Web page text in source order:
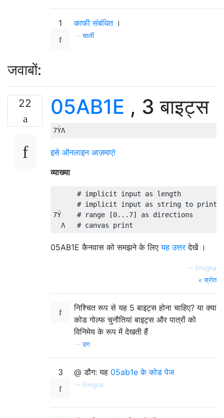
1 काफी संबंधित।
—चार्ली
जवाबों:
22 05AB1E , 3 बाइट्स
इसे ऑनलाइन आज़माएं!
व्याख्या
      # implicit input as length
      # implicit input as string to print
7Ý    # range [0...7] as directions
05AB1E कैनवास को समझने के लिएयह उत्तरदेखें ।
— Emigna
स्रोत
निश्चित रूप से यह 5 बाइट्स होना चाहिए? या क्या
कोड गोल्फ चुनौतियां बाइट्स और पात्रों को
विनिमेय के रूप में देखती हैं
—डग
3 @ डौग: यह 05ab1e के कोड पेज
— Emigna